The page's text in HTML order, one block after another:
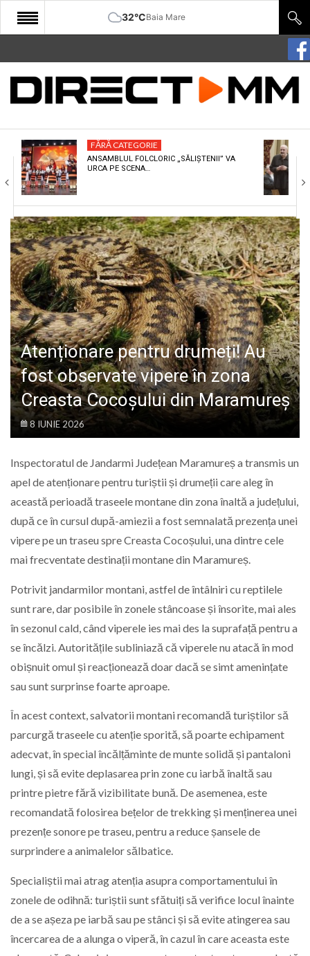
32°CBaia Mare
START
COMUNITATE
CULTURA
ECONOMIE
SANATATE
SPORT
SPECIAL
POLITIC
LIFE
FĂRĂ CATEGORIE
ANSAMBLUL FOLCLORIC „SĂLIȘTENII” VA
URCA PE SCENA…
Atenționare pentru drumeți! Au
fost observate vipere în zona
Creasta Cocoșului din Maramureș
8 IUNIE 2026
Inspectoratul de Jandarmi Județean Maramureș a transmis un
apel de atenționare pentru turiștii și drumeții care aleg în
această perioadă traseele montane din zona înaltă a județului,
după ce în cursul după-amiezii a fost semnalată prezența unei
vipere pe un traseu spre Creasta Cocoșului, una dintre cele
mai frecventate destinații montane din Maramureș.
Potrivit jandarmilor montani, astfel de întâlniri cu reptilele
sunt rare, dar posibile în zonele stâncoase și însorite, mai ales
în sezonul cald, când viperele ies mai des la suprafață pentru a
se încălzi. Autoritățile subliniază că viperele nu atacă în mod
obișnuit omul și reacționează doar dacă se simt amenințate
sau sunt surprinse foarte aproape.
În acest context, salvatorii montani recomandă turiștilor să
parcurgă traseele cu atenție sporită, să poarte echipament
adecvat, în special încălțăminte de munte solidă și pantaloni
lungi, și să evite deplasarea prin zone cu iarbă înaltă sau
printre pietre fără vizibilitate bună. De asemenea, este
recomandată folosirea bețelor de trekking și menținerea unei
prezențe sonore pe traseu, pentru a reduce șansele de
surprindere a animalelor sălbatice.
Specialiștii mai atrag atenția asupra comportamentului în
zonele de odihnă: turiștii sunt sfătuiți să verifice locul înainte
de a se așeza pe iarbă sau pe stânci și să evite atingerea sau
încercarea de a alunga o viperă, în cazul în care aceasta este